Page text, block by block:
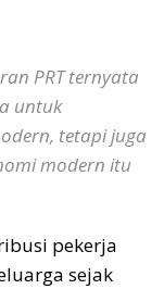
PRT ternyata
untuk
tetapi juga
modern itu
pekerja
sejak